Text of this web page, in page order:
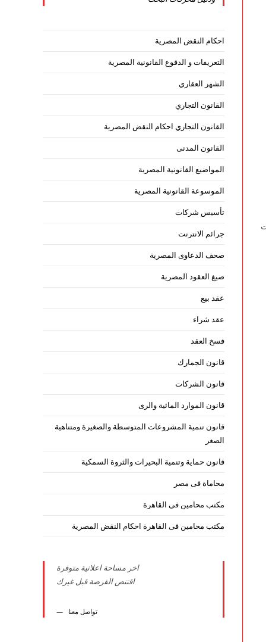
tab
احكام النقض المصرية
التعريفات و الدفوع القانونية المصرية
الشهر العقاري
القانون التجاري
القانون التجاري احكام النقض المصرية
القانون المدنى
المواضيع القانونية المصرية
الموسوعة القانونية المصرية
تأسيس شركات
جرائم الانترنت
صحف الدعاوى المصرية
صيغ العقود المصرية
عقد بيع
عقد شراء
فسخ العقد
قانون الجمارك
قانون الشركات
قانون الموارد المائية والرى
قانون تنمية المشروعات المتوسطة والصغيرة ومتناهية
الصغر
قانون حماية وتنمية البحيرات والثروة السمكية
محاماة فى مصر
مكتب محامين فى القاهرة
مكتب محامين فى القاهرة احكام النقض المصرية
اخر مساحة اعلانية متوفرة
اقتنص الفرصة قبل غيرك
تواصل معنا